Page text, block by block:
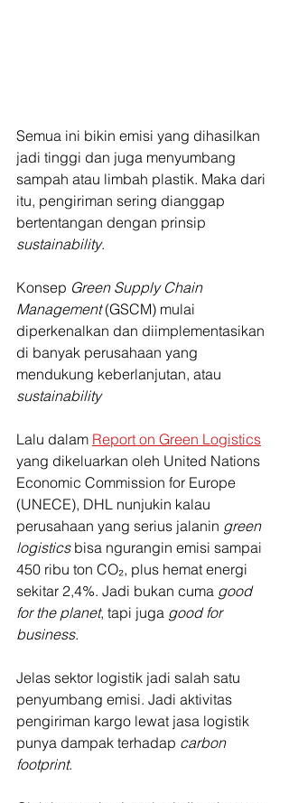
Semua ini bikin emisi yang dihasilkan
jadi tinggi dan juga menyumbang
sampah atau limbah plastik. Maka dari
itu, pengiriman sering dianggap
bertentangan dengan prinsip
sustainability.
Konsep Green Supply Chain
Management (GSCM) mulai
diperkenalkan dan diimplementasikan
di banyak perusahaan yang
mendukung keberlanjutan, atau
sustainability
Lalu dalam Report on Green Logistics
yang dikeluarkan oleh United Nations
Economic Commission for Europe
(UNECE), DHL nunjukin kalau
perusahaan yang serius jalanin green
logistics bisa ngurangin emisi sampai
450 ribu ton CO₂, plus hemat energi
sekitar 2,4%. Jadi bukan cuma good
for the planet, tapi juga good for
business.
Jelas sektor logistik jadi salah satu
penyumbang emisi. Jadi aktivitas
pengiriman kargo lewat jasa logistik
punya dampak terhadap carbon
footprint.